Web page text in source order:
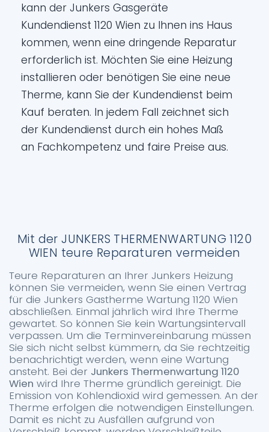
kann der Junkers Gasgeräte
Kundendienst 1120 Wien zu Ihnen ins Haus
kommen, wenn eine dringende Reparatur
erforderlich ist. Möchten Sie eine Heizung
installieren oder benötigen Sie eine neue
Therme, kann Sie der Kundendienst beim
Kauf beraten. In jedem Fall zeichnet sich
der Kundendienst durch ein hohes Maß
an Fachkompetenz und faire Preise aus.
Mit der JUNKERS THERMENWARTUNG 1120
WIEN teure Reparaturen vermeiden
Teure Reparaturen an Ihrer Junkers Heizung
können Sie vermeiden, wenn Sie einen Vertrag
für die Junkers Gastherme Wartung 1120 Wien
abschließen. Einmal jährlich wird Ihre Therme
gewartet. So können Sie kein Wartungsintervall
verpassen. Um die Terminvereinbarung müssen
Sie sich nicht selbst kümmern, da Sie rechtzeitig
benachrichtigt werden, wenn eine Wartung
ansteht. Bei der Junkers Thermenwartung 1120
Wien wird Ihre Therme gründlich gereinigt. Die
Emission von Kohlendioxid wird gemessen. An der
Therme erfolgen die notwendigen Einstellungen.
Damit es nicht zu Ausfällen aufgrund von